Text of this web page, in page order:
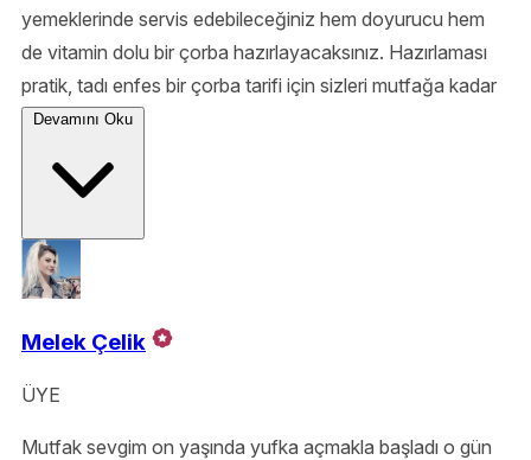
yemeklerinde servis edebileceğiniz hem doyurucu hem
de vitamin dolu bir çorba hazırlayacaksınız. Hazırlaması
pratik, tadı enfes bir çorba tarifi için sizleri mutfağa kadar
alalım.
Devamını Oku
Melek Çelik
ÜYE
Mutfak sevgim on yaşında yufka açmakla başladı o gün